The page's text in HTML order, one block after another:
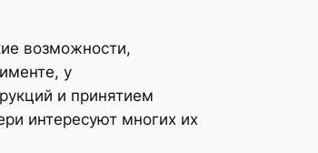
возможности,
у
и принятием
интересуют многих их